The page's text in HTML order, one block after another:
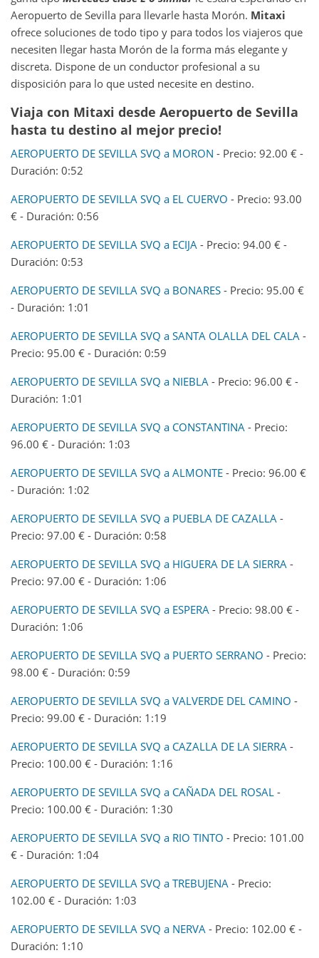
Aeropuerto de Sevilla para llevarle hasta Morón. Mitaxi
ofrece soluciones de todo tipo y para todos los viajeros que
necesiten llegar hasta Morón de la forma más elegante y
discreta. Dispone de un conductor profesional a su
disposición para lo que usted necesite en destino.
Viaja con Mitaxi desde Aeropuerto de Sevilla
hasta tu destino al mejor precio!
AEROPUERTO DE SEVILLA SVQ a MORON - Precio: 92.00 € -
Duración: 0:52
AEROPUERTO DE SEVILLA SVQ a EL CUERVO - Precio: 93.00
€ - Duración: 0:56
AEROPUERTO DE SEVILLA SVQ a ECIJA - Precio: 94.00 € -
Duración: 0:53
AEROPUERTO DE SEVILLA SVQ a BONARES - Precio: 95.00 €
- Duración: 1:01
AEROPUERTO DE SEVILLA SVQ a SANTA OLALLA DEL CALA -
Precio: 95.00 € - Duración: 0:59
AEROPUERTO DE SEVILLA SVQ a NIEBLA - Precio: 96.00 € -
Duración: 1:01
AEROPUERTO DE SEVILLA SVQ a CONSTANTINA - Precio:
96.00 € - Duración: 1:03
AEROPUERTO DE SEVILLA SVQ a ALMONTE - Precio: 96.00 €
- Duración: 1:02
AEROPUERTO DE SEVILLA SVQ a PUEBLA DE CAZALLA -
Precio: 97.00 € - Duración: 0:58
AEROPUERTO DE SEVILLA SVQ a HIGUERA DE LA SIERRA -
Precio: 97.00 € - Duración: 1:06
AEROPUERTO DE SEVILLA SVQ a ESPERA - Precio: 98.00 € -
Duración: 1:06
AEROPUERTO DE SEVILLA SVQ a PUERTO SERRANO - Precio:
98.00 € - Duración: 0:59
AEROPUERTO DE SEVILLA SVQ a VALVERDE DEL CAMINO -
Precio: 99.00 € - Duración: 1:19
AEROPUERTO DE SEVILLA SVQ a CAZALLA DE LA SIERRA -
Precio: 100.00 € - Duración: 1:16
AEROPUERTO DE SEVILLA SVQ a CAÑADA DEL ROSAL -
Precio: 100.00 € - Duración: 1:30
AEROPUERTO DE SEVILLA SVQ a RIO TINTO - Precio: 101.00
€ - Duración: 1:04
AEROPUERTO DE SEVILLA SVQ a TREBUJENA - Precio:
102.00 € - Duración: 1:03
AEROPUERTO DE SEVILLA SVQ a NERVA - Precio: 102.00 € -
Duración: 1:10